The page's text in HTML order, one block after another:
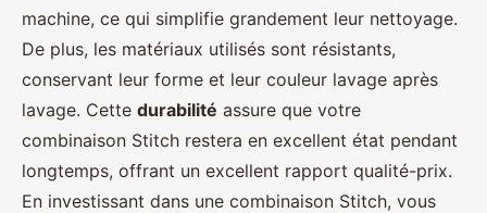
machine, ce qui simplifie grandement leur nettoyage.
De plus, les matériaux utilisés sont résistants,
conservant leur forme et leur couleur lavage après
lavage. Cette durabilité assure que votre
combinaison Stitch restera en excellent état pendant
longtemps, offrant un excellent rapport qualité-prix.
En investissant dans une combinaison Stitch, vous